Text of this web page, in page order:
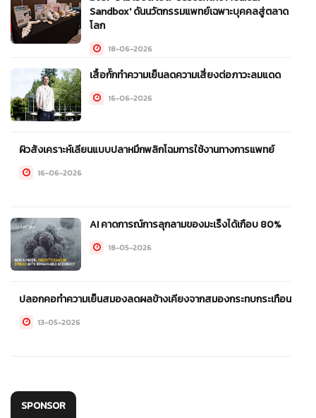
Sandbox' ดันนวัตกรรมแพทย์เฉพาะบุคคลสู่ตลาด
โลก
18-06-2026
เสื้อกั๊กทำความเย็นลดความเสี่ยงต่อภาวะลมแดด
16-06-2026
ผิวสังเคราะห์เลียนแบบปลาหมึกพลิกโฉมการใช้งานทางการแพทย์
16-06-2026
AI คาดการณ์การลุกลามของมะเร็งได้เกือบ 80%
18-05-2026
ปลอกคอทำความเย็นสมองลดผลข้างเคียงจากสมองกระทบกระเทือน
13-05-2026
SPONSOR